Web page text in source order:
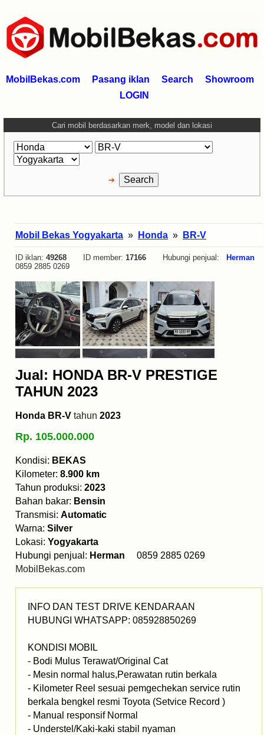
MobilBekas.com Pasang iklan Search
Showroom
LOGIN
Cari mobil berdasarkan merk, model dan lokasi
Mobil Bekas Yogyakarta » Honda » BR-V
ID iklan: 49268 ID member: 17166 Hubungi penjual:
Herman
0859 2885 0269
Jual: HONDA BR-V PRESTIGE
TAHUN 2023
Honda BR-V tahun 2023
Rp. 105.000.000
Kondisi: BEKAS
Kilometer: 8.900 km
Tahun produksi: 2023
Bahan bakar: Bensin
Transmisi: Automatic
Warna: Silver
Lokasi: Yogyakarta
Hubungi penjual: Herman 0859 2885 0269
MobilBekas.com
INFO DAN TEST DRIVE KENDARAAN
HUBUNGI WHATSAPP: 085928850269
KONDISI MOBIL
- Bodi Mulus Terawat/Original Cat
- Mesin normal halus,Perawatan rutin berkala
- Kilometer Reel sesuai pemgechekan service rutin
berkala bengkel resmi Toyota (Setvice Record )
- Manual responsif Normal
- Understel/Kaki-kaki stabil nyaman